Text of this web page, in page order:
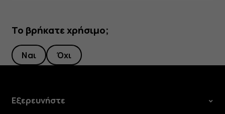
Το βρήκατε χρήσιμο;
Ναι Όχι
Εξερευνήστε